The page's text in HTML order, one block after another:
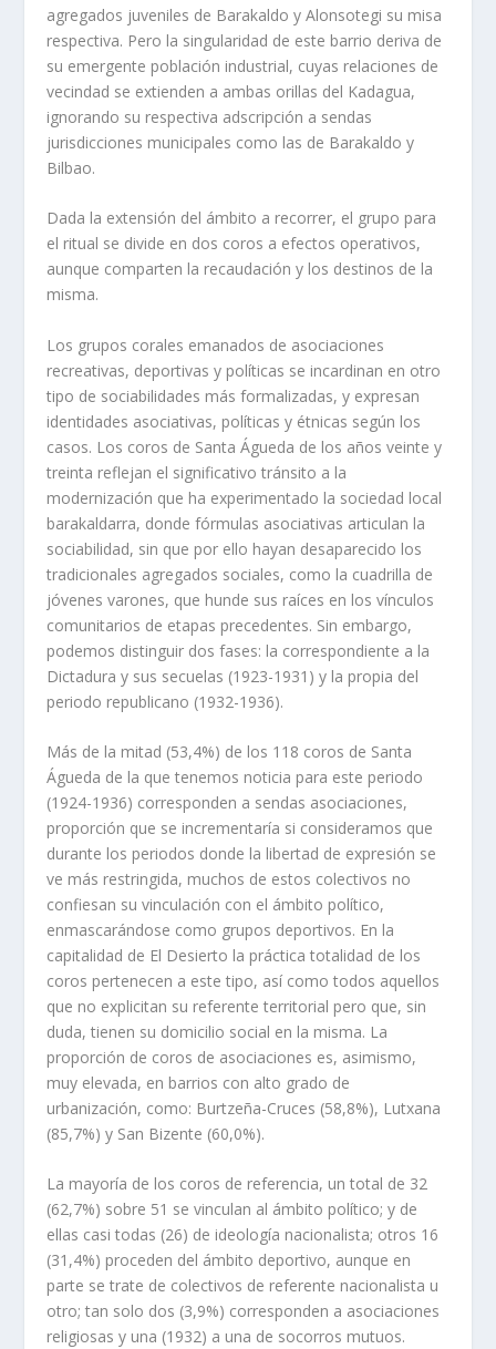
agregados juveniles de Barakaldo y Alonsotegi su misa
respectiva. Pero la singularidad de este barrio deriva de
su emergente población industrial, cuyas relaciones de
vecindad se extienden a ambas orillas del Kadagua,
ignorando su respectiva adscripción a sendas
jurisdicciones municipales como las de Barakaldo y
Bilbao.
Dada la extensión del ámbito a recorrer, el grupo para
el ritual se divide en dos coros a efectos operativos,
aunque comparten la recaudación y los destinos de la
misma.
Los grupos corales emanados de asociaciones
recreativas, deportivas y políticas se incardinan en otro
tipo de sociabilidades más formalizadas, y expresan
identidades asociativas, políticas y étnicas según los
casos. Los coros de Santa Águeda de los años veinte y
treinta reflejan el significativo tránsito a la
modernización que ha experimentado la sociedad local
barakaldarra, donde fórmulas asociativas articulan la
sociabilidad, sin que por ello hayan desaparecido los
tradicionales agregados sociales, como la cuadrilla de
jóvenes varones, que hunde sus raíces en los vínculos
comunitarios de etapas precedentes. Sin embargo,
podemos distinguir dos fases: la correspondiente a la
Dictadura y sus secuelas (1923-1931) y la propia del
periodo republicano (1932-1936).
Más de la mitad (53,4%) de los 118 coros de Santa
Águeda de la que tenemos noticia para este periodo
(1924-1936) corresponden a sendas asociaciones,
proporción que se incrementaría si consideramos que
durante los periodos donde la libertad de expresión se
ve más restringida, muchos de estos colectivos no
confiesan su vinculación con el ámbito político,
enmascarándose como grupos deportivos. En la
capitalidad de El Desierto la práctica totalidad de los
coros pertenecen a este tipo, así como todos aquellos
que no explicitan su referente territorial pero que, sin
duda, tienen su domicilio social en la misma. La
proporción de coros de asociaciones es, asimismo,
muy elevada, en barrios con alto grado de
urbanización, como: Burtzeña-Cruces (58,8%), Lutxana
(85,7%) y San Bizente (60,0%).
La mayoría de los coros de referencia, un total de 32
(62,7%) sobre 51 se vinculan al ámbito político; y de
ellas casi todas (26) de ideología nacionalista; otros 16
(31,4%) proceden del ámbito deportivo, aunque en
parte se trate de colectivos de referente nacionalista u
otro; tan solo dos (3,9%) corresponden a asociaciones
religiosas y una (1932) a una de socorros mutuos.